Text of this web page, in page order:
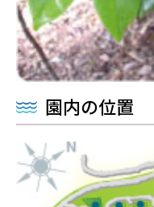
園内の位置